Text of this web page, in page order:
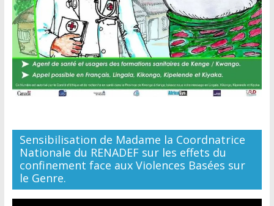
Sensibilisation de Madame la Coordnatrice
Nationale du RENADEF sur les effets du
confinement face aux Violences Basées sur
le Genre.